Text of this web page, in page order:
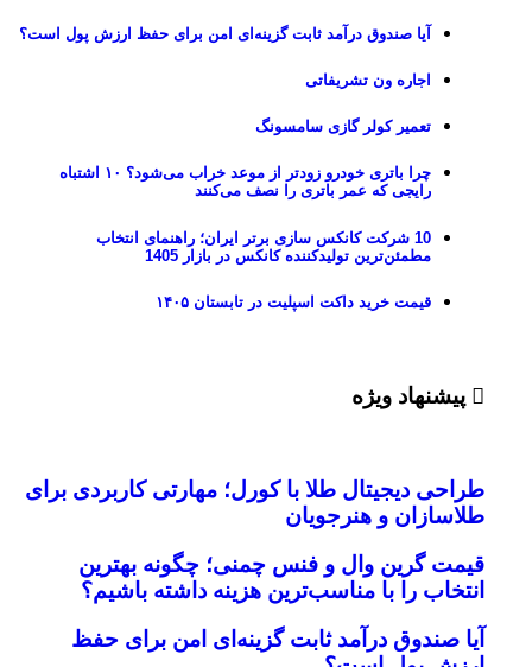
آیا صندوق درآمد ثابت گزینه‌ای امن برای حفظ ارزش پول است؟
اجاره ون تشریفاتی
تعمیر کولر گازی سامسونگ
چرا باتری خودرو زودتر از موعد خراب می‌شود؟ ۱۰ اشتباه
رایجی که عمر باتری را نصف می‌کنند
10 شرکت کانکس سازی برتر ایران؛ راهنمای انتخاب
مطمئن‌ترین تولیدکننده کانکس در بازار 1405
قیمت خرید داکت اسپلیت در تابستان ۱۴۰۵
پیشنهاد ویژه
دیجیتال طلا با کورل؛ مهارتی کاربردی برای
و هنرجویان
گرین وال و فنس چمنی؛ چگونه بهترین
را با مناسب‌ترین هزینه داشته باشیم؟
صندوق درآمد ثابت گزینه‌ای امن برای حفظ